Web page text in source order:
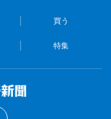
買う
特集